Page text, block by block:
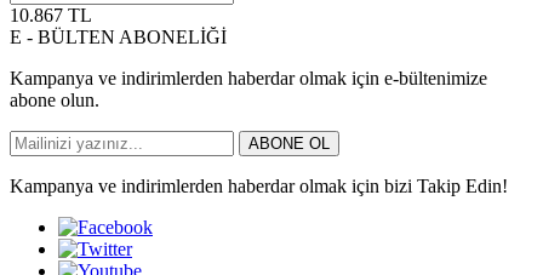
10.867 TL
E - BÜLTEN ABONELİĞİ
Kampanya ve indirimlerden haberdar olmak için e-bültenimize
abone olun.
ABONE OL
Kampanya ve indirimlerden haberdar olmak için bizi Takip Edin!